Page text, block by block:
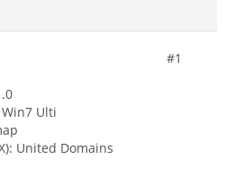
#1
Ulti
United Domains